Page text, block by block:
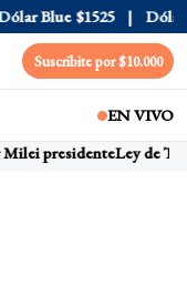
Blue $1525 Dólar
Suscribite por $10.000
EN VIVO
presidenteLey de